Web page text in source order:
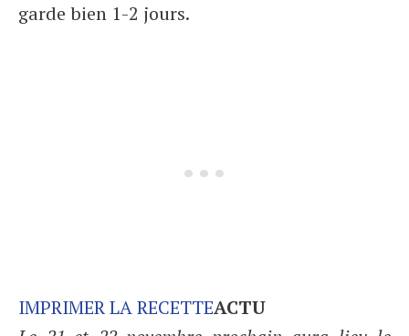
garde bien 1-2 jours.
IMPRIMER LA RECETTEACTU